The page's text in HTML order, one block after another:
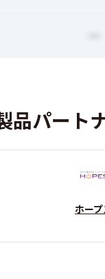
品パート
ホープ